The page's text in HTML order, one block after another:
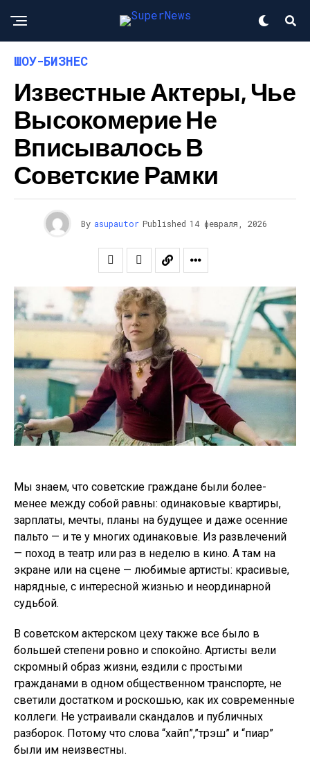
ШОУ-БИЗНЕС
Известные Актеры, Чье
Высокомерие Не
Вписывалось В
Советские Рамки
By asupautor Published 14 февраля, 2026
Мы знаем, что советские граждане были более-
менее между собой равны: одинаковые квартиры,
зарплаты, мечты, планы на будущее и даже осенние
пальто — и те у многих одинаковые. Из развлечений
— поход в театр или раз в неделю в кино. А там на
экране или на сцене — любимые артисты: красивые,
нарядные, с интересной жизнью и неординарной
судьбой.
В советском актерском цеху также все было в
большей степени ровно и спокойно. Артисты вели
скромный образ жизни, ездили с простыми
гражданами в одном общественном транспорте, не
светили достатком и роскошью, как их современные
коллеги. Не устраивали скандалов и публичных
разборок. Потому что слова “хайп”,”трэш” и “пиар”
были им неизвестны.